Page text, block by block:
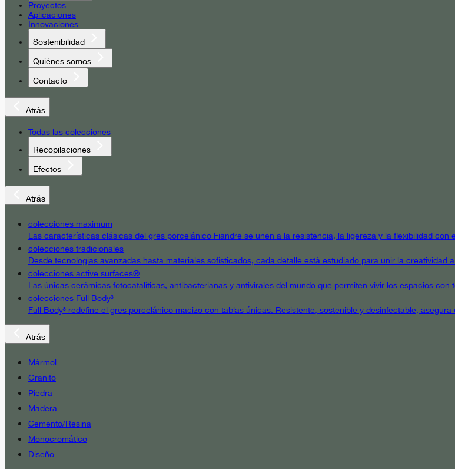
Proyectos
Aplicaciones
Innovaciones
Sostenibilidad
Quiénes somos
Contacto
Atrás
Todas las colecciones
Recopilaciones
Efectos
Atrás
colecciones maximum
Las características clásicas del gres porcelánico Fiandre se unen a la resistencia, la ligereza y la flexibilidad con
colecciones tradicionales
Desde tecnologías avanzadas hasta materiales sofisticados, cada detalle está estudiado para unir la creatividad
colecciones active surfaces®
Las únicas cerámicas fotocatalíticas, antibacterianas y antivirales del mundo que permiten vivir los espacios con
colecciones Full Body³
Full Body³ redefine el gres porcelánico macizo con tablas únicas. Resistente, sostenible y desinfectable,
Atrás
Mármol
Granito
Piedra
Madera
Cemento/Resina
Monocromático
Diseño